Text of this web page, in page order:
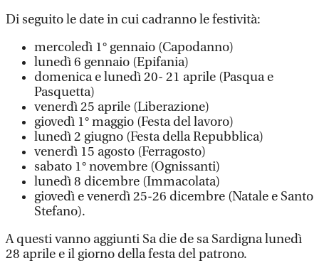
Di seguito le date in cui cadranno le festività:
mercoledì 1° gennaio (Capodanno)
lunedì 6 gennaio (Epifania)
domenica e lunedì 20- 21 aprile (Pasqua e
Pasquetta)
venerdì 25 aprile (Liberazione)
giovedì 1° maggio (Festa del lavoro)
lunedì 2 giugno (Festa della Repubblica)
venerdì 15 agosto (Ferragosto)
sabato 1° novembre (Ognissanti)
lunedì 8 dicembre (Immacolata)
giovedì e venerdì 25-26 dicembre (Natale e Santo
Stefano).
A questi vanno aggiunti Sa die de sa Sardigna lunedì
28 aprile e il giorno della festa del patrono.